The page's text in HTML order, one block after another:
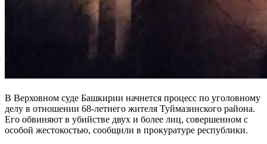
В Верховном суде Башкирии начнется процесс по уголовному
делу в отношении 68-летнего жителя Туймазинского района.
Его обвиняют в убийстве двух и более лиц, совершенном с
особой жестокостью, сообщили в прокуратуре республики.